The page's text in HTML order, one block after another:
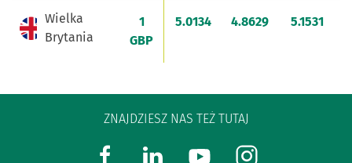
Wielka
Brytania
1
GBP
5.0134 4.8629 5.1531
ZNAJDZIESZ NAS TEŻ TUTAJ